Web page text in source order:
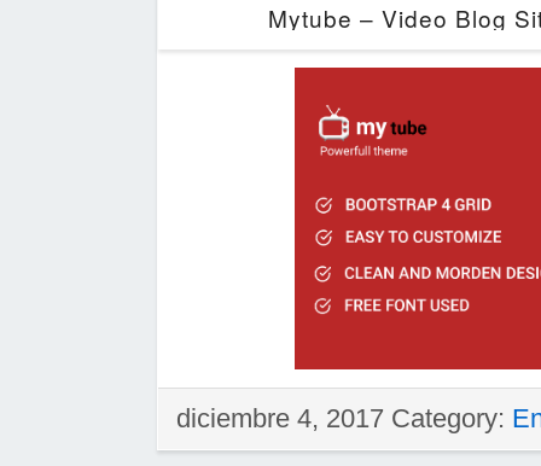
Mytube – Video Blog
diciembre 4, 2017 Category: